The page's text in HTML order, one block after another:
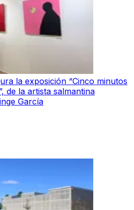
la exposición “Cinco minutos
de la artista salmantina
García